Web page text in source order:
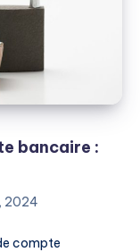
bancaire :
2024
compte